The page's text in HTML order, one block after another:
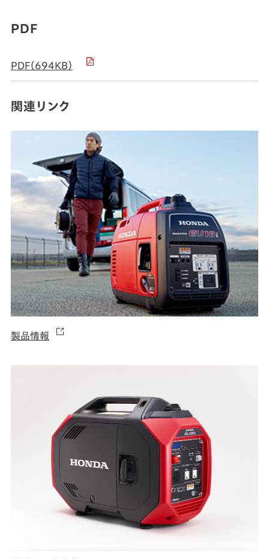
PDF
PDF（694KB）
関連リンク
製品情報